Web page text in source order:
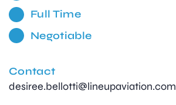
Full Time
Negotiable
Contact
desiree.bellotti@lineupaviation.com